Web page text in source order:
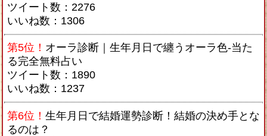
ツイート数：2276
いいね数：1306
第5位！ オーラ診断｜生年月日で纏うオーラ色-当た
る完全無料占い
ツイート数：1890
いいね数：1237
第6位！ 生年月日で結婚運勢診断！結婚の決め手とな
るのは？